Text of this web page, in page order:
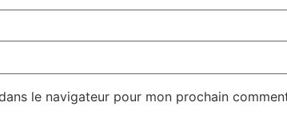
le navigateur pour mon prochain